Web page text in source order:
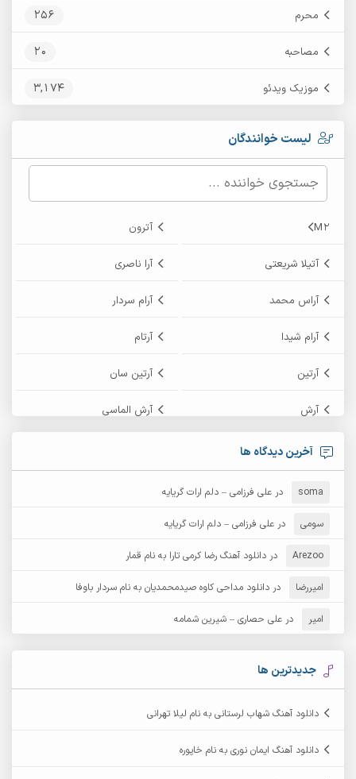
محرم 256
مصاحبه 20
موزیک ویدئو 3,174
لیست خوانندگان
M2 آترون
آتیلا شریعتی آرا ناصری
آراس محمد آرام سردار
آرام شیدا آرتام
آرتین آرتین سان
آرش آرش الماسی
آرش امامی
آرش دی جی 2
آرش عثمان
آرش مبهم آرش مستشیری
آرش مهرابی آرش نظری
آرشام
آرکاداش
آخرین دیدگاه ها
soma در علی فرزامی – دلم ارات گریایه
سومی در علی فرزامی – دلم ارات گریایه
Arezoo در دانلود آهنگ رضا کرمی تارا به نام قمار
امیررضا در دانلود مداحی کاوه صیدمحمدیان به نام سردار باوفا
امیر در علی حصاری – شیرین شمامه
جدیدترین ها
دانلود آهنگ شهاب لرستانی به نام لیلا تهرانی
دانلود آهنگ ایمان نوری به نام خاپوره